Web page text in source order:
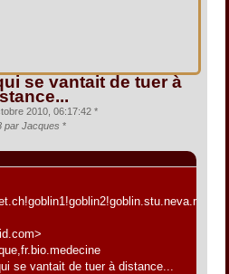
se vantait de tuer à
2010, 06:17:42 *
par Jacques *
se vantait de tuer à distance...